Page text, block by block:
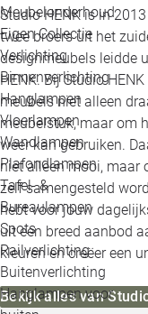
Meubelonderhoud
Eigen Collectie
Verlichting
Binnenverlichting
Hanglampen
Vloerlampen
Wandlampen
Plafondlampen
Tafel- &
Bureaulampen
Spots
Railverlichting
Buitenverlichting
Hanglampen voor
Studio HENK is in
twee broers uit het
designmeubels leidde
HENK. Bij Studio
meubels niet alleen
meubelstuk, maar om
weer kan gebruiken.
niet alleen mooi, maar
zelf samengesteld
hebt voor jouw
uit een breed aanbod
kleuren en creëer een
Bekijk alles van